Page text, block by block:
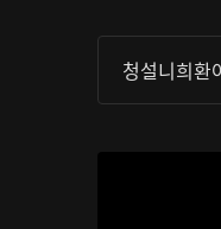
청설니희환